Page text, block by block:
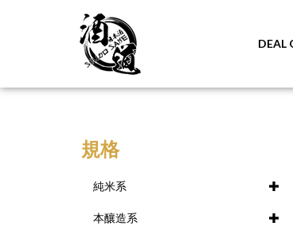
DEAL
規格
純米系
本釀造系